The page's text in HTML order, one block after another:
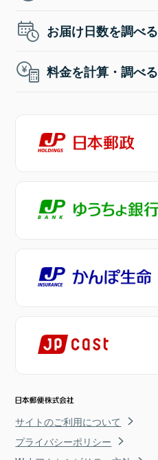
お届け日数を調べる
料金を計算・調べる
サイトのご利用について
プライバシーポリシー